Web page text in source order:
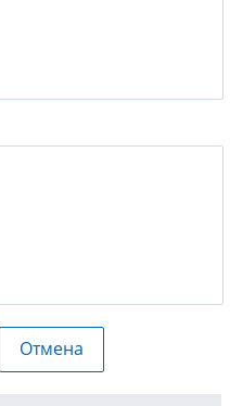
Отмена